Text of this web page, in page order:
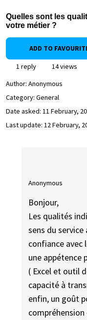
Quelles sont les
votre métier ?
ADD TO
1 reply
14 views
Author: Anonymous
Category: General
Date asked: 11 February,
Last update: 12 February,
Anonymous
Bonjour,
Les qualités
sens du
confiance avec
une appétence
( Excel et outil
capacité à
enfin, un goût